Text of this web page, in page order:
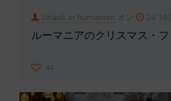
Urlaub in Rumänien 24 10
ルーマニアのクリスマス・
44